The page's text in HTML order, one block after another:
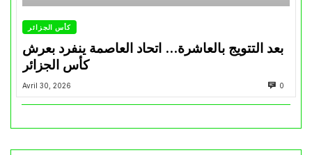
كأس الجزائر
بعد التتويج بالعاشرة… اتحاد العاصمة ينفرد بعرش
كأس الجزائر
Avril 30, 2026 0